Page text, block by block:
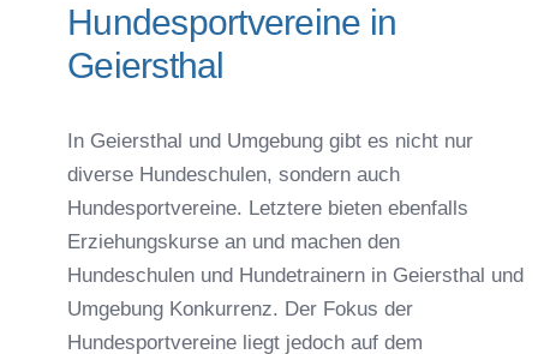
Hundesportvereine in
Geiersthal
In Geiersthal und Umgebung gibt es nicht nur
diverse Hundeschulen, sondern auch
Hundesportvereine. Letztere bieten ebenfalls
Erziehungskurse an und machen den
Hundeschulen und Hundetrainern in Geiersthal und
Umgebung Konkurrenz. Der Fokus der
Hundesportvereine liegt jedoch auf dem